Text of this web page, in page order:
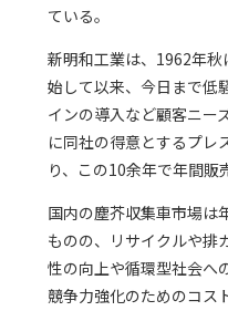
ている。
新明和工業は、1962年
始して以来、今日まで低
インの導入など顧客ニー
に同社の得意とするプレ
り、この10余年で年間販
国内の塵芥収集車市場は
ものの、リサイクルや排
性の向上や循環型社会へ
競争力強化のためのコス